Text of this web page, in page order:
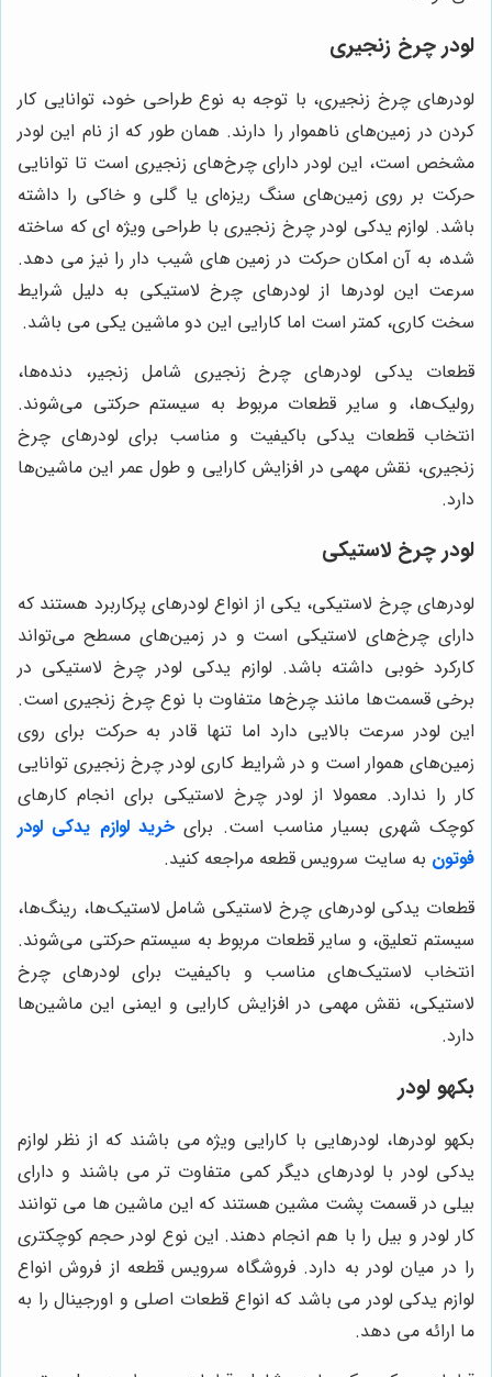
لودر چرخ زنجیری
لودرهای چرخ زنجیری، با توجه به نوع طراحی خود، توانایی کار
کردن در زمین‌های ناهموار را دارند. همان طور که از نام این لودر
مشخص است، این لودر دارای چرخ‌های زنجیری است تا توانایی
حرکت بر روی زمین‌های سنگ ریزه‌ای یا گلی و خاکی را داشته
باشد. لوازم یدکی لودر چرخ زنجیری با طراحی ویژه ای که ساخته
شده، به آن امکان حرکت در زمین های شیب دار را نیز می دهد.
سرعت این لودرها از لودرهای چرخ لاستیکی به دلیل شرایط
سخت کاری، کمتر است اما کارایی این دو ماشین یکی می باشد.
قطعات یدکی لودرهای چرخ زنجیری شامل زنجیر، دنده‌ها،
رولیک‌ها، و سایر قطعات مربوط به سیستم حرکتی می‌شوند.
انتخاب قطعات یدکی باکیفیت و مناسب برای لودرهای چرخ
زنجیری، نقش مهمی در افزایش کارایی و طول عمر این ماشین‌ها
دارد.
لودر چرخ لاستیکی
لودرهای چرخ لاستیکی، یکی از انواع لودرهای پرکاربرد هستند که
دارای چرخ‌های لاستیکی است و در زمین‌های مسطح می‌تواند
کارکرد خوبی داشته باشد. لوازم یدکی لودر چرخ لاستیکی در
برخی قسمت‌ها مانند چرخ‌ها متفاوت با نوع چرخ زنجیری است.
این لودر سرعت بالایی دارد اما تنها قادر به حرکت برای روی
زمین‌های هموار است و در شرایط کاری لودر چرخ زنجیری توانایی
کار را ندارد. معمولا از لودر چرخ لاستیکی برای انجام کارهای
کوچک شهری بسیار مناسب است. برای خرید لوازم یدکی لودر
فوتون به سایت سرویس قطعه مراجعه کنید.
قطعات یدکی لودرهای چرخ لاستیکی شامل لاستیک‌ها، رینگ‌ها،
سیستم تعلیق، و سایر قطعات مربوط به سیستم حرکتی می‌شوند.
انتخاب لاستیک‌های مناسب و باکیفیت برای لودرهای چرخ
لاستیکی، نقش مهمی در افزایش کارایی و ایمنی این ماشین‌ها
دارد.
بکهو لودر
بکهو لودرها، لودرهایی با کارایی ویژه می باشند که از نظر لوازم
یدکی لودر با لودرهای دیگر کمی متفاوت تر می باشند و دارای
بیلی در قسمت پشت مشین هستند که این ماشین ها می توانند
کار لودر و بیل را با هم انجام دهند. این نوع لودر حجم کوچکتری
را در میان لودر به دارد. فروشگاه سرویس قطعه از فروش انواع
لوازم یدکی لودر می باشد که انواع قطعات اصلی و اورجینال را به
ما ارائه می دهد.